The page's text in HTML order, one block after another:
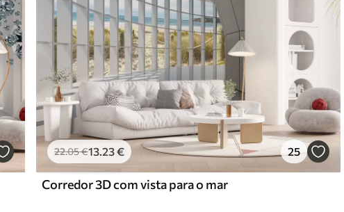
22.05€13 .23€ 25
Corredor 3D com vista para o mar